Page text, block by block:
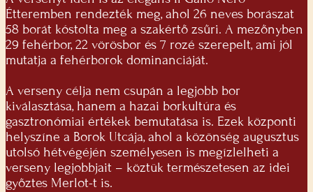
Étteremben rendezték meg, ahol 26 neves borászat
58 borát kóstolta meg a szakértő zsűri. A mezőnyben
29 fehérbor, 22 vörösbor és 7 rozé szerepelt, ami jól
mutatja a fehérborok dominanciáját.
A verseny célja nem csupán a legjobb bor
kiválasztása, hanem a hazai borkultúra és
gasztronómiai értékek bemutatása is. Ezek központi
helyszíne a Borok Utcája, ahol a közönség augusztus
utolsó hétvégéjén személyesen is megízlelheti a
verseny legjobbjait – köztük természetesen az idei
győztes Merlot-t is.